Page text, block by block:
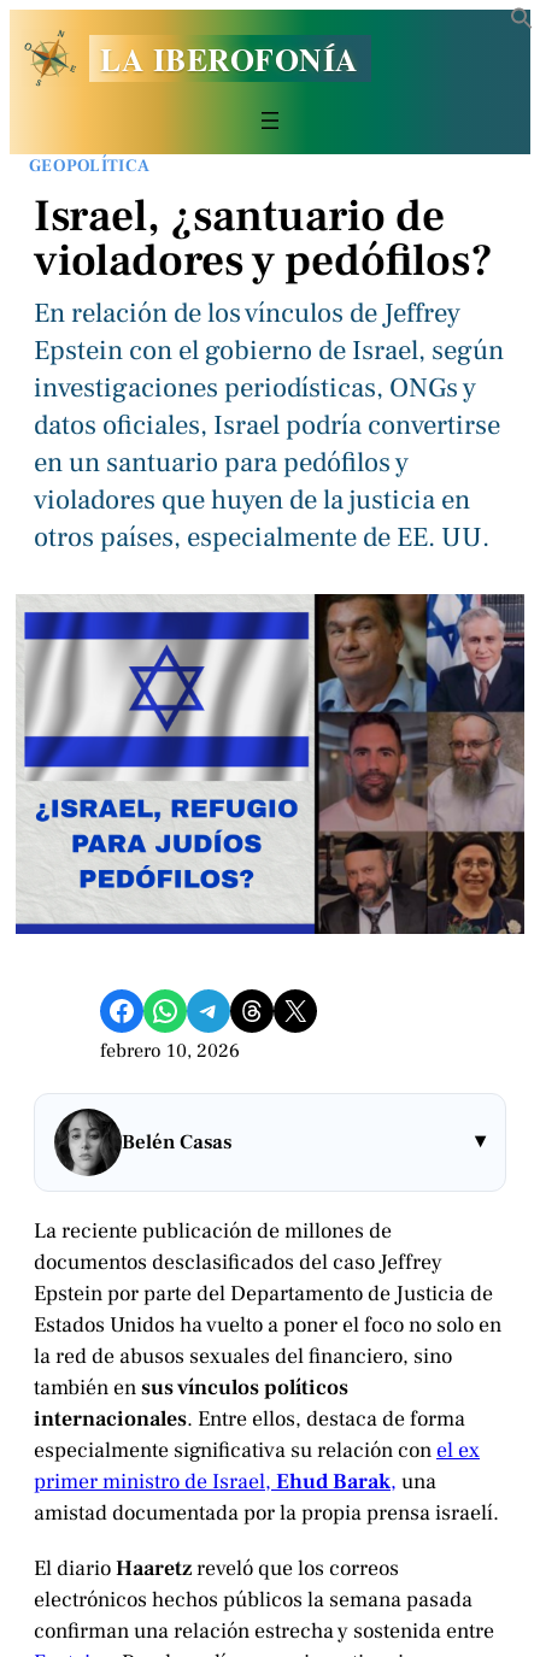
LA IBEROFONÍA
GEOPOLÍTICA
Israel, ¿santuario de
violadores y pedófilos?
En relación de los vínculos de Jeffrey
Epstein con el gobierno de Israel, según
investigaciones periodísticas, ONGs y
datos oficiales, Israel podría convertirse
en un santuario para pedófilos y
violadores que huyen de la justicia en
otros países, especialmente de EE. UU.
Compartir en Facebook Compartir en WhatsApp Compartir en Telegram Share on Threads Compartir en X
febrero 10, 2026
Belén Casas ▾
La reciente publicación de millones de
documentos desclasificados del caso Jeffrey
Epstein por parte del Departamento de Justicia de
Estados Unidos ha vuelto a poner el foco no solo en
la red de abusos sexuales del financiero, sino
también ensus vínculos políticos
internacionales. Entre ellos, destaca de forma
especialmente significativa su relación con el ex
primer ministro de Israel, Ehud Barak, una
amistad documentada por la propia prensa israelí.
El diarioHaaretzreveló que los correos
electrónicos hechos públicos la semana pasada
confirman una relación estrecha y sostenida entre